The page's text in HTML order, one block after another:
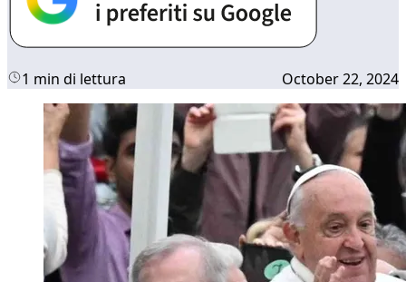
1 min di lettura October 22, 2024